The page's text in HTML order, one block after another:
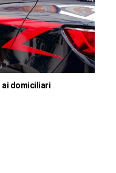
ai domiciliari